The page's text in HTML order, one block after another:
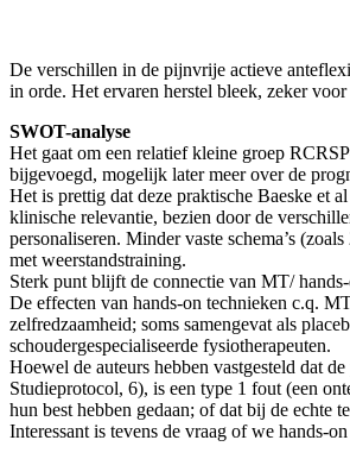
De verschillen in de pijnvrije actieve
in orde. Het ervaren herstel bleek, zeker
SWOT-analyse
Het gaat om een relatief kleine groep
bijgevoegd, mogelijk later meer over de
Het is prettig dat deze praktische Baeske et
klinische relevantie, bezien door de
personaliseren. Minder vaste schema’s
met weerstandstraining.
Sterk punt blijft de connectie van MT/
De effecten van hands-on technieken c.q.
zelfredzaamheid; soms samengevat als
schoudergespecialiseerde fysiotherapeuten.
Hoewel de auteurs hebben vastgesteld dat
Studieprotocol, 6), is een type 1 fout (een
hun best hebben gedaan; of dat bij de echte
Interessant is tevens de vraag of we hands-